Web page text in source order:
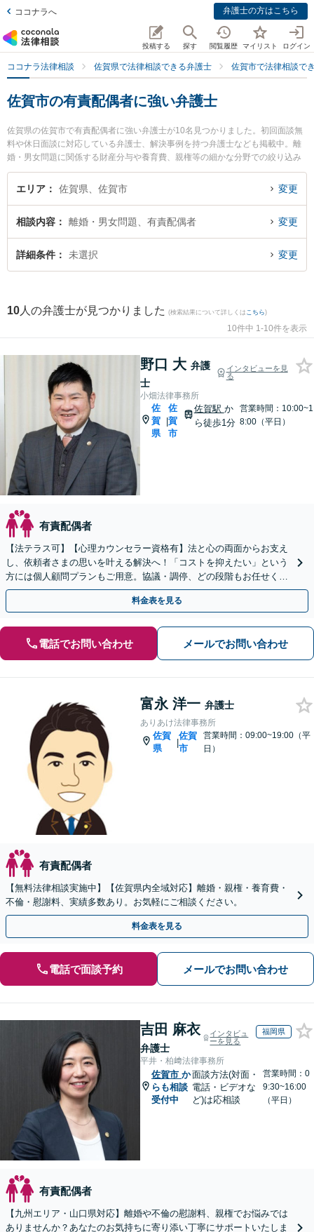
ココナラへ 弁護士の方はこちら
投稿する 探す 閲覧履歴 マイリスト ログイン
ココナラ法律相談 佐賀県で法律相談できる弁護士 佐賀市で法律相談で
佐賀市の有責配偶者に強い弁護士
佐賀県の佐賀市で有責配偶者に強い弁護士が10名見つかりました。初回面談無
料や休日面談に対応している弁護士、解決事例を持つ弁護士なども掲載中。離
婚・男女問題に関係する財産分与や養育費、親権等の細かな分野での絞り込み
検索もでき便利です。特に小畑法律事務所の野口 大弁護士やありあけ法律事務
所の富永 洋一弁護士、鬼塚・吉村法律事務所の鬼塚 拓也弁護士のプロフィール
情報や弁護士費用、強みなどが注目されています。『佐賀市で土日や夜間に発
トラブル解決の実績豊富な近くの弁護士を検索したい』『初回相談無料で有責
配偶者を法律相談できる佐賀市内の弁護士に相談予約したい』などでお困りの
相談者さんにおすすめです。
エリア 佐賀県、佐賀市 変更
相談内容 離婚・男女問題、有責配偶者 変更
詳細条件 未選択 変更
10 人の弁護士が見つかりました (検索結果について詳しくは こちら)
10件中 1-10件を表示
野口 大 弁護
士
インタビューを見
る
小畑法律事務所
佐
賀
県
|
佐
賀
市
佐賀駅 か
ら徒歩1分
営業時間：10:00~1
8:00（平日）
有責配偶者
【法テラス可】【心理カウンセラー資格有】法と心の両面からお支え
し、依頼者さまの思いを叶える解決へ！「コストを抑えたい」という
方には個人顧問プランもご用意。協議・調停、どの段階もお任せくだ
さい【初回相談無料】【佐賀駅1分】
料金表を見る
電話でお問い合わせ メールでお問い合わせ
富永 洋一 弁護士
ありあけ法律事務所
佐賀
県
|
佐賀
市
営業時間：09:00~19:00（平
日）
有責配偶者
【無料法律相談実施中】【佐賀県内全域対応】離婚・親権・養育費・
不倫・慰謝料、実績多数あり。お気軽にご相談ください。
料金表を見る
電話で面談予約 メールでお問い合わせ
吉田 麻衣
弁護士
インタビュ
ーを見る
福岡県
平井・柏﨑法律事務所
佐賀市 か
らも相談
受付中
面談方法(対面・
電話・ビデオな
ど)は応相談
営業時間：0
9:30~16:00
（平日）
有責配偶者
【九州エリア・山口県対応】離婚や不倫の慰謝料、親権でお悩みでは
ありませんか？あなたのお気持ちに寄り添い丁寧にサポートいたしま